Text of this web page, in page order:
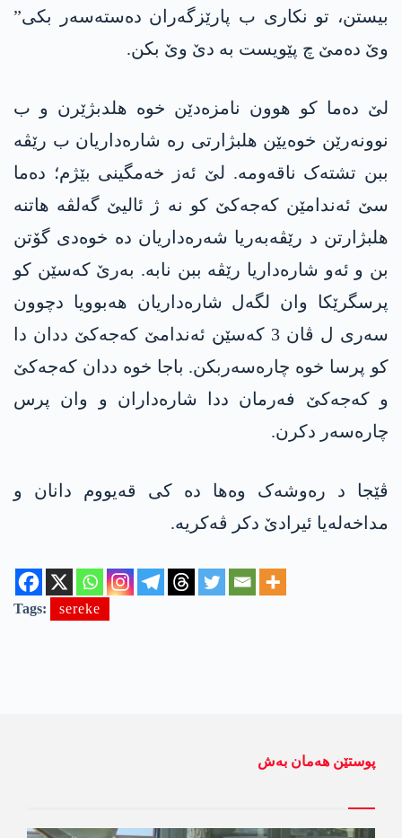
بیستن، تو نکاری ب پارێزگەران دەستەسەر بکی”
وێ دەمێ چ پێویست بە دێ وێ بکن.
لێ دەما کو ھوون نامزەدێن خوە ھلدبژێرن و ب
نوونەرێن خوەیێن ھلبژارتی رە شارەداریان ب رێڤە
ببن تشتەک ناقەومە. لێ ئەز خەمگینی بێژم؛ دەما
سێ ئەندامێن کەجەکێ کو نە ژ ئالیێ گەلڤە ھاتنە
ھلبژارتن د رێڤەبەریا شەرەداریان دە خوەدی گۆتن
بن و ئەو شارەداریا رێڤە ببن نابە. بەرێ کەسێن کو
پرسگرێکا وان لگەل شارەداریان ھەبوویا دچوون
سەری ل ڤان 3 کەسێن ئەندامێ کەجەکێ ددان دا
کو پرسا خوە چارەسەربکن. باجا خوە ددان کەجەکێ
و کەجەکێ فەرمان ددا شارەداران و وان پرس
چارەسەر دکرن.
ڤێجا د رەوشەک وەھا دە کی قەیووم دانان و
مداخەلەیا ئیرادێ دکر ڤەکریە.
Tags: sereke
پوستێن ھەمان بەش